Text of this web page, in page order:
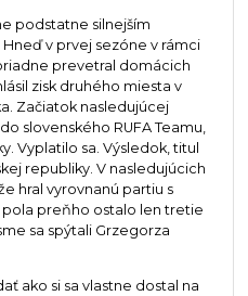
podstatne silnejším
Hneď v prvej sezóne v rámci
prevetral domácich
zisk druhého miesta v
Začiatok nasledujúcej
slovenského RUFA Teamu,
Vyplatilo sa. Výsledok, titul
republiky. V nasledujúcich
hral vyrovnanú partiu s
preňho ostalo len tretie
sa spýtali Grzegorza
ako si sa vlastne dostal na